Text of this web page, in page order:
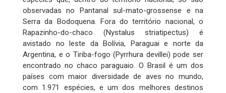
observadas no Pantanal sul-mato-grossense e na
Serra da Bodoquena. Fora do território nacional, o
Rapazinho-do-chaco (Nystalus striatipectus) é
avistado no leste da Bolívia, Paraguai e norte da
Argentina, e o Tiriba-fogo (Pyrrhura devillei) pode ser
encontrado no chaco paraguaio. O Brasil é um dos
países com maior diversidade de aves no mundo,
com 1.971 espécies, e um dos melhores destinos